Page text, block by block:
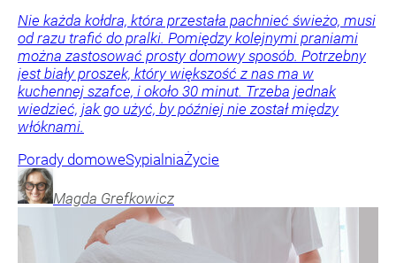
Nie każda kołdra, która przestała pachnieć świeżo, musi
od razu trafić do pralki. Pomiędzy kolejnymi praniami
można zastosować prosty domowy sposób. Potrzebny
jest biały proszek, który większość z nas ma w
kuchennej szafce, i około 30 minut. Trzeba jednak
wiedzieć, jak go użyć, by później nie został między
włóknami.
Porady domoweSypialniaŻycie
Magda Grefkowicz